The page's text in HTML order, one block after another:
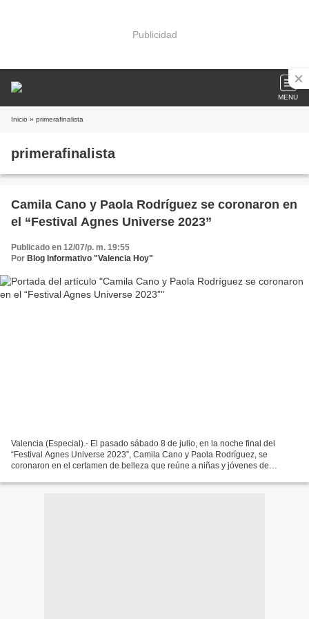
Publicidad
MENU
Inicio » primerafinalista
primerafinalista
Camila Cano y Paola Rodríguez se coronaron en
el “Festival Agnes Universe 2023”
Publicado en 12/07/p. m. 19:55
Por Blog Informativo "Valencia Hoy"
Valencia (Especial).- El pasado sábado 8 de julio, en la noche final del
“Festival Agnes Universe 2023”, Camila Cano y Paola Rodríguez, se
coronaron en el certamen de belleza que reúne a niñas y jóvenes de